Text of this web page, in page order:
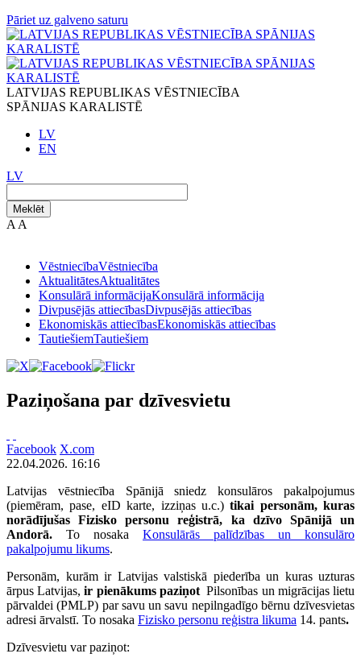
Pāriet uz galveno saturu
LATVIJAS REPUBLIKAS VĒSTNIECĪBA
SPĀNIJAS KARALISTĒ
LV
EN
LV
Meklēt
A A
VēstniecībaVēstniecība
AktualitātesAktualitātes
Konsulārā informācijaKonsulārā informācija
Divpusējās attiecībasDivpusējās attiecības
Ekonomiskās attiecībasEkonomiskās attiecības
TautiešiemTautiešiem
Paziņošana par dzīvesvietu
Facebook X.com
22.04.2026. 16:16
Latvijas vēstniecība Spānijā sniedz konsulāros pakalpojumus
(piemēram, pase, eID karte, izziņas u.c.)tikai personām, kuras
norādījušas Fizisko personu reģistrā, ka dzīvo Spānijā un
Andorā. To nosaka Konsulārās palīdzības un konsulāro
pakalpojumu likums.
Personām, kurām ir Latvijas valstiskā piederība un kuras uzturas
ārpus Latvijas,ir pienākums paziņotPilsonības un migrācijas lietu
pārvaldei (PMLP) par savu un savu nepilngadīgo bērnu dzīvesvietas
adresi ārvalstī. To nosaka Fizisko personu reģistra likuma 14. pants.
Dzīvesvietu var paziņot: